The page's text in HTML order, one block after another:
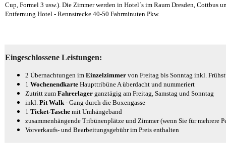
Cup, Formel 3 usw.). Die Zimmer werden in Hotel´s im Raum Dresden, Cottbus
Entfernung Hotel - Rennstrecke 40-50 Fahrminuten Pkw.
Eingeschlossene Leistungen:
2 Übernachtungen im Einzelzimmer von Freitag bis Sonntag inkl.
1 Wochenendkarte Haupttribüne A überdacht und nummeriert
Zutritt zum Fahrerlager ganztägig am Freitag, Samstag und Sonntag
inkl. Pit Walk - Gang durch die Boxengasse
1 Ticket-Tasche mit Umhängeband
zusammenhängende Tribünenplätze und Zimmer (wenn Sie für mehrere
Vorverkaufs- und Bearbeitungsgebühr im Preis enthalten